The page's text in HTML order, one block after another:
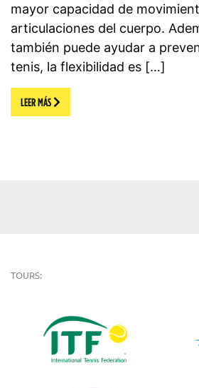
mayor capacidad de
articulaciones del cuerpo.
también puede ayudar a
tenis, la flexibilidad es […]
LEER MÁS
TOURS: